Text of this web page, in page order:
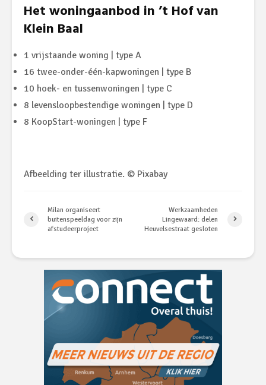
Het woningaanbod in ’t Hof van
Klein Baal
1 vrijstaande woning | type A
16 twee-onder-één-kapwoningen | type B
10 hoek- en tussenwoningen | type C
8 levensloopbestendige woningen | type D
8 KoopStart-woningen | type F
Afbeelding ter illustratie. © Pixabay
Milan organiseert
buitenspeeldag voor zijn
afstudeerproject
Werkzaamheden
Lingewaard: delen
Heuvelsestraat gesloten